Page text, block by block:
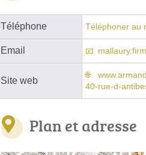
Téléphone Téléphoner au
Email
Site web
40-rue-d-
Plan et adresse